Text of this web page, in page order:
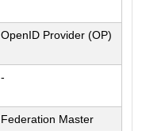
OpenID Provider (OP)
-
Federation Master